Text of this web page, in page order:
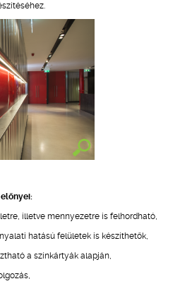
illetve mennyezetre is felhordható,
hatású felületek is készíthetők,
a színkártyák alapján,